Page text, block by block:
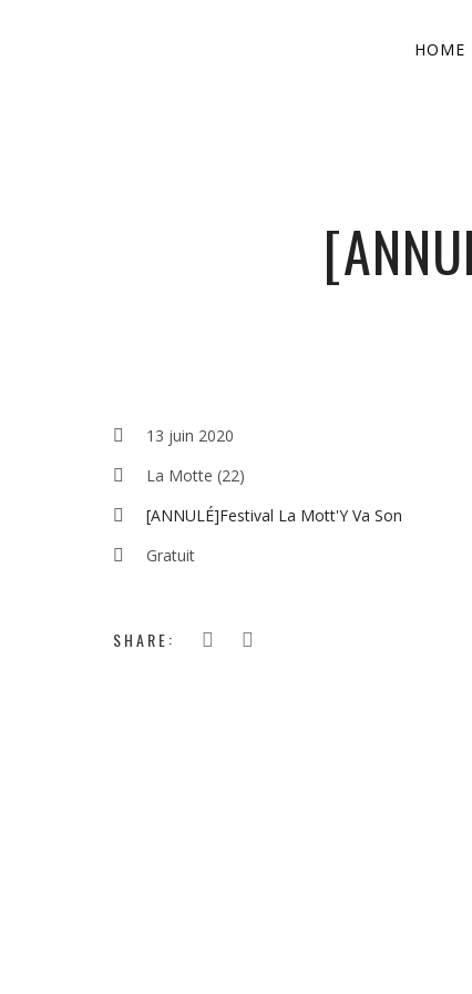
HOME
13 juin 2020
La Motte (22)
[ANNULÉ]Festival La Mott'Y Va Son
Gratuit
SHARE: